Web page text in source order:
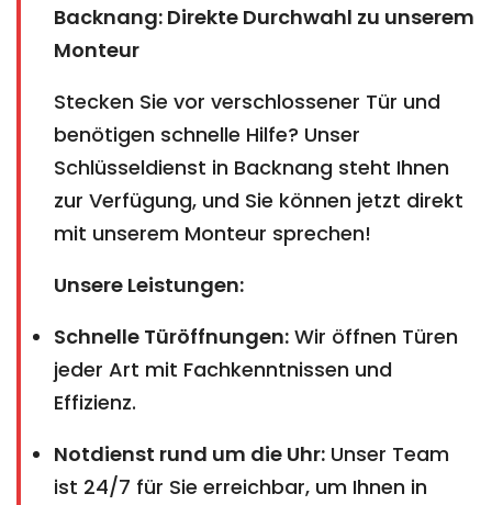
Backnang: Direkte Durchwahl zu unserem
Monteur
Stecken Sie vor verschlossener Tür und
benötigen schnelle Hilfe? Unser
Schlüsseldienst in Backnang steht Ihnen
zur Verfügung, und Sie können jetzt direkt
mit unserem Monteur sprechen!
Unsere Leistungen:
Schnelle Türöffnungen: Wir öffnen Türen
jeder Art mit Fachkenntnissen und
Effizienz.
Notdienst rund um die Uhr: Unser Team
ist 24/7 für Sie erreichbar, um Ihnen in